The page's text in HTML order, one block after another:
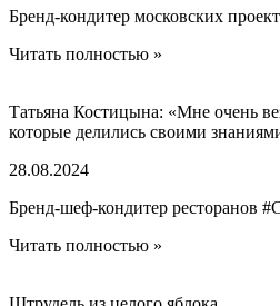
Бренд-кондитер московских
Читать полностью »
Татьяна Костицына: «Мне очень
которые делились своими
28.08.2024
Бренд-шеф-кондитер ресторанов
Читать полностью »